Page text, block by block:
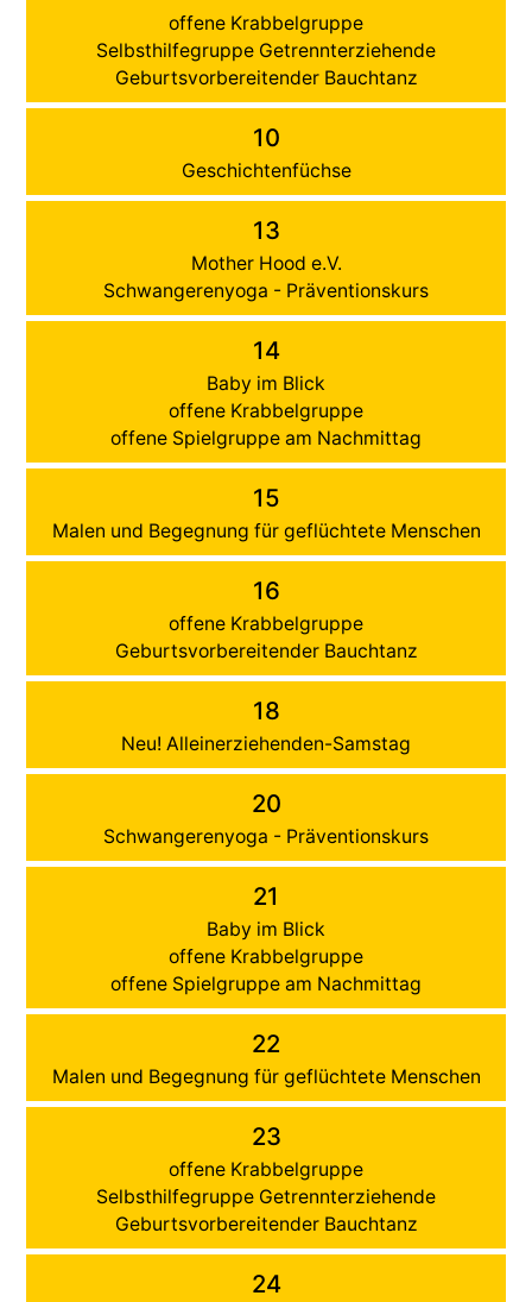
offene Krabbelgruppe
Selbsthilfegruppe Getrennterziehende
Geburtsvorbereitender Bauchtanz
10
Geschichtenfüchse
13
Mother Hood e.V.
Schwangerenyoga - Präventionskurs
14
Baby im Blick
offene Krabbelgruppe
offene Spielgruppe am Nachmittag
15
Malen und Begegnung für geflüchtete Menschen
16
offene Krabbelgruppe
Geburtsvorbereitender Bauchtanz
18
Neu! Alleinerziehenden-Samstag
20
Schwangerenyoga - Präventionskurs
21
Baby im Blick
offene Krabbelgruppe
offene Spielgruppe am Nachmittag
22
Malen und Begegnung für geflüchtete Menschen
23
offene Krabbelgruppe
Selbsthilfegruppe Getrennterziehende
Geburtsvorbereitender Bauchtanz
24